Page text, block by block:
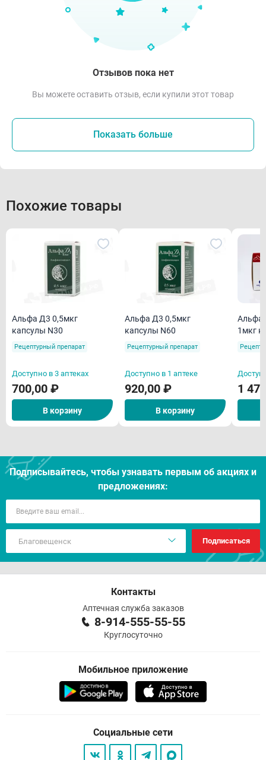
Отзывов пока нет
Вы можете оставить отзыв, если купили этот товар
Показать больше
Похожие товары
Альфа Д3 0,5мкг
капсулы N30
Рецептурный препарат
Доступно в 3 аптеках
700,00 ₽
В корзину
Альфа Д3 0,5мкг
капсулы N60
Рецептурный препарат
Доступно в 1 аптеке
920,00 ₽
В корзину
1мкг
1
Подписывайтесь, чтобы узнавать первым об акцияx и
предложениях:
Подписаться
Контакты
Аптечная служба заказов
8-914-555-55-55
Круглосуточно
Мобильное приложение
Социальные сети